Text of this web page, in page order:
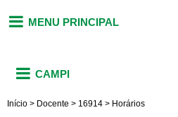
MENU PRINCIPAL
CAMPI
Início > Docente > 16914 > Horários